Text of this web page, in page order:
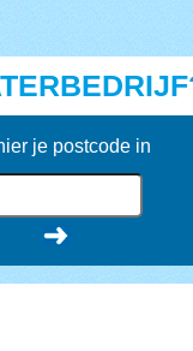
je postcode in